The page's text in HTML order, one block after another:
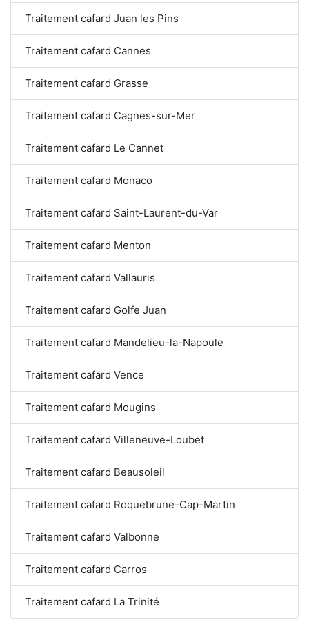
Traitement cafard Juan les Pins
Traitement cafard Cannes
Traitement cafard Grasse
Traitement cafard Cagnes-sur-Mer
Traitement cafard Le Cannet
Traitement cafard Monaco
Traitement cafard Saint-Laurent-du-Var
Traitement cafard Menton
Traitement cafard Vallauris
Traitement cafard Golfe Juan
Traitement cafard Mandelieu-la-Napoule
Traitement cafard Vence
Traitement cafard Mougins
Traitement cafard Villeneuve-Loubet
Traitement cafard Beausoleil
Traitement cafard Roquebrune-Cap-Martin
Traitement cafard Valbonne
Traitement cafard Carros
Traitement cafard La Trinité